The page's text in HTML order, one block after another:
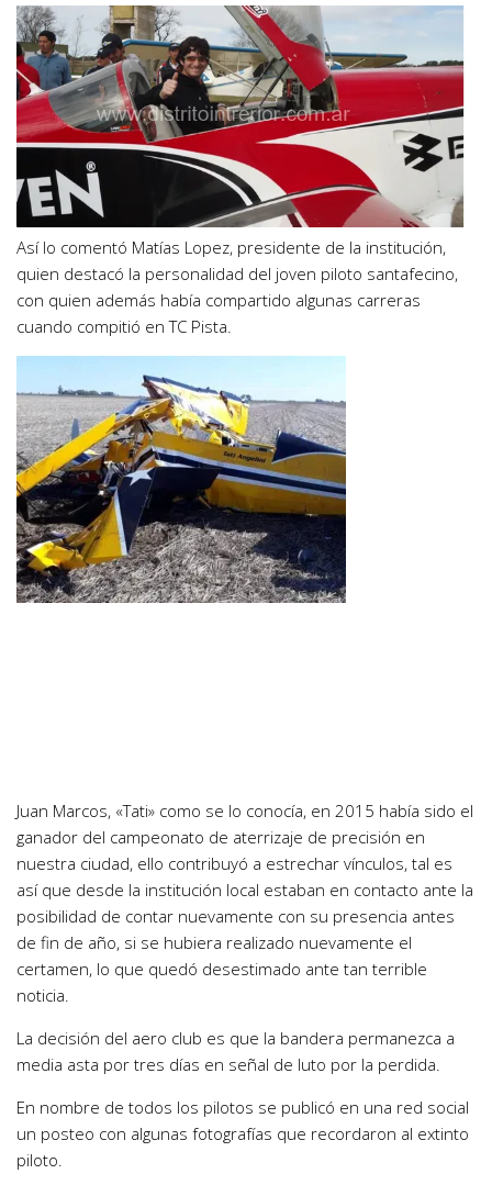
Así lo comentó Matías Lopez, presidente de la institución,
quien destacó la personalidad del joven piloto santafecino,
con quien además había compartido algunas carreras
cuando compitió en TC Pista.
Juan Marcos, «Tati» como se lo conocía, en 2015 había sido el
ganador del campeonato de aterrizaje de precisión en
nuestra ciudad, ello contribuyó a estrechar vínculos, tal es
así que desde la institución local estaban en contacto ante la
posibilidad de contar nuevamente con su presencia antes
de fin de año, si se hubiera realizado nuevamente el
certamen, lo que quedó desestimado ante tan terrible
noticia.
La decisión del aero club es que la bandera permanezca a
media asta por tres días en señal de luto por la perdida.
En nombre de todos los pilotos se publicó en una red social
un posteo con algunas fotografías que recordaron al extinto
piloto.